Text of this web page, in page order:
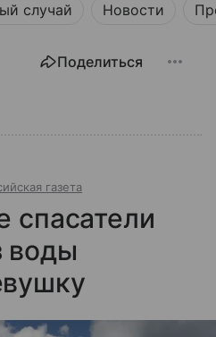
случай Новости
Поделиться
газета
спасатели
воды